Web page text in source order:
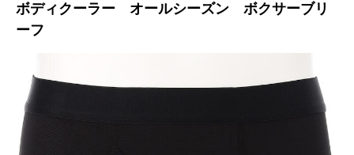
ボディクーラー オールシーズン ボクサーブリ
ーフ